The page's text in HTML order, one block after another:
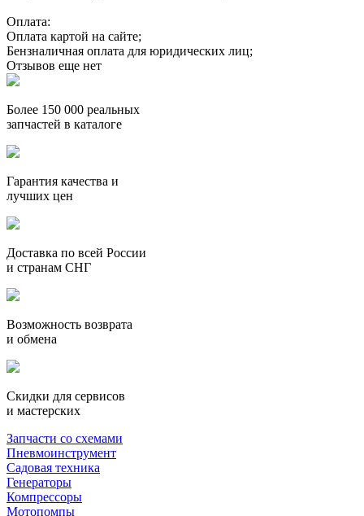
Оплата:
Оплата картой на сайте;
Бензналичная оплата для юридических лиц;
Отзывов еще нет
Более 150 000 реальных
запчастей в каталоге
Гарантия качества и
лучших цен
Доставка по всей России
и странам СНГ
Возможность возврата
и обмена
Скидки для сервисов
и мастерских
Запчасти со схемами
Пневмоинструмент
Садовая техника
Генераторы
Компрессоры
Мотопомпы